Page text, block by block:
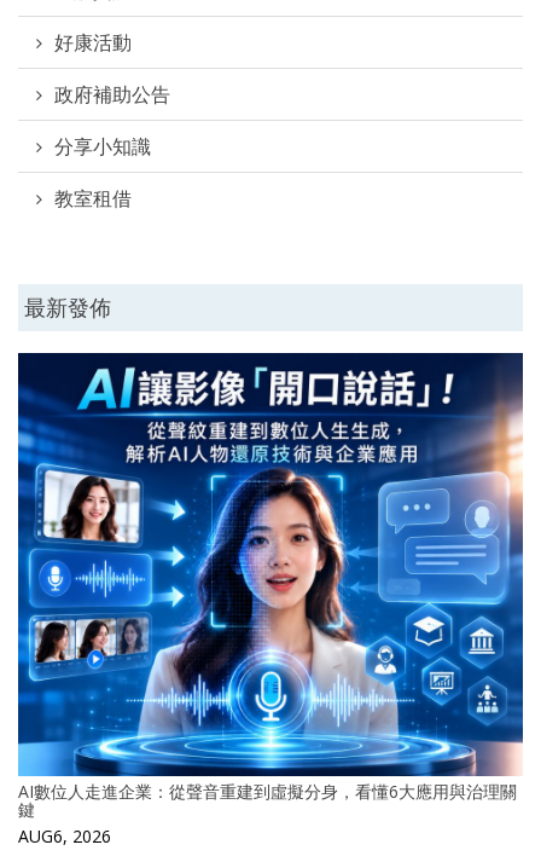
好康活動
政府補助公告
分享小知識
教室租借
最新發佈
AI數位人走進企業：從聲音重建到虛擬分身，看懂6大應用與治理關
鍵
AUG6, 2026